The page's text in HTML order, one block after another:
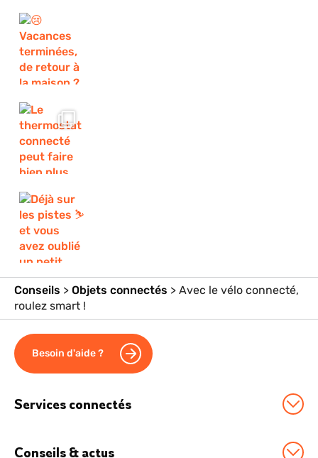
Conseils > Objets connectés > Avec le vélo connecté,
roulez smart !
Besoin d'aide ?
Services connectés
Conseils & actus